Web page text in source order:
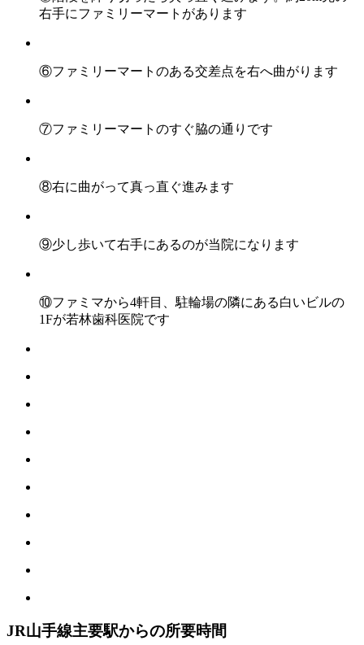
右手にファミリーマートがあります
⑥ファミリーマートのある交差点を右へ曲がります
⑦ファミリーマートのすぐ脇の通りです
⑧右に曲がって真っ直ぐ進みます
⑨少し歩いて右手にあるのが当院になります
⑩ファミマから4軒目、駐輪場の隣にある白いビルの
1Fが若林歯科医院です
JR山手線主要駅からの所要時間